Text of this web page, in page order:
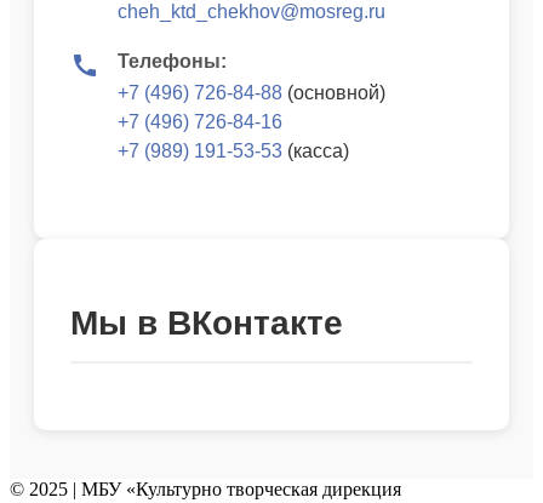
cheh_ktd_chekhov@mosreg.ru
Телефоны:
+7 (496) 726-84-88 (основной)
+7 (496) 726-84-16
+7 (989) 191-53-53 (касса)
Мы в ВКонтакте
© 2025 | МБУ «Культурно творческая дирекция